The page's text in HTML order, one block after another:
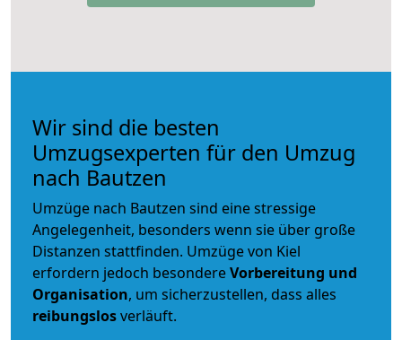
Wir sind die besten
Umzugsexperten für den Umzug
nach Bautzen
Umzüge nach Bautzen sind eine stressige
Angelegenheit, besonders wenn sie über große
Distanzen stattfinden. Umzüge von Kiel
erfordern jedoch besondereVorbereitung und
Organisation, um sicherzustellen, dass alles
reibungslosverläuft.